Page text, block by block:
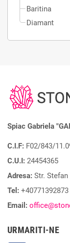
Baritina
Diamant
Spiac Gabriela
C.I.F: F02/843/
C.U.I: 24454365
Adresa: Str.
Tel: +40771392873
Email:
URMARITI-NE